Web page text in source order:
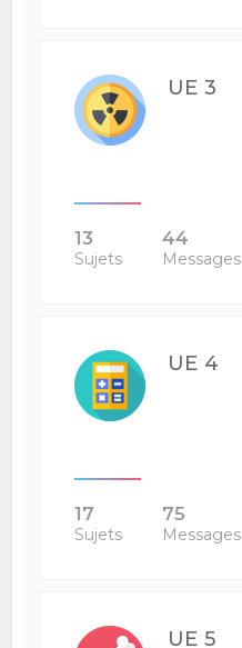
UE 3
13
Sujets
44
Messages
UE 4
17
Sujets
75
Messages
UE 5